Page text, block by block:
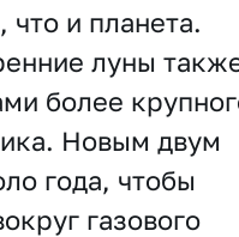
и планета.
луны
более
Новым двум
года, чтобы
газового